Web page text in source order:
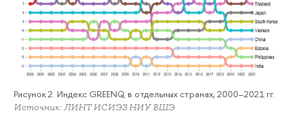
Рисунок 2. Индекс GREENQ в отдельных странах, 2000–2021 гг.
Источник: ЛИНТ ИСИЭЗ НИУ ВШЭ